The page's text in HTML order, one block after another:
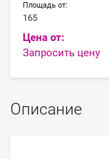
Площадь от:
165
Цена от:
Запросить цену
Описание